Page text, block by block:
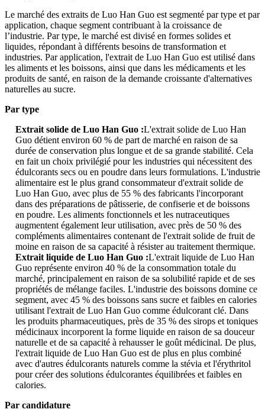
Le marché des extraits de Luo Han Guo est segmenté par type et par
application, chaque segment contribuant à la croissance de
l’industrie. Par type, le marché est divisé en formes solides et
liquides, répondant à différents besoins de transformation et
industries. Par application, l'extrait de Luo Han Guo est utilisé dans
les aliments et les boissons, ainsi que dans les médicaments et les
produits de santé, en raison de la demande croissante d'alternatives
naturelles au sucre.
Par type
Extrait solide de Luo Han Guo :L'extrait solide de Luo Han
Guo détient environ 60 % de part de marché en raison de sa
durée de conservation plus longue et de sa grande stabilité. Cela
en fait un choix privilégié pour les industries qui nécessitent des
édulcorants secs ou en poudre dans leurs formulations. L'industrie
alimentaire est le plus grand consommateur d'extrait solide de
Luo Han Guo, avec plus de 55 % des fabricants l'incorporant
dans des préparations de pâtisserie, de confiserie et de boissons
en poudre. Les aliments fonctionnels et les nutraceutiques
augmentent également leur utilisation, avec près de 50 % des
compléments alimentaires contenant de l'extrait solide de fruit de
moine en raison de sa capacité à résister au traitement thermique.
Extrait liquide de Luo Han Guo :L'extrait liquide de Luo Han
Guo représente environ 40 % de la consommation totale du
marché, principalement en raison de sa solubilité rapide et de ses
propriétés de mélange faciles. L'industrie des boissons domine ce
segment, avec 45 % des boissons sans sucre et faibles en calories
utilisant l'extrait de Luo Han Guo comme édulcorant clé. Dans
les produits pharmaceutiques, près de 35 % des sirops et toniques
médicinaux incorporent la forme liquide en raison de sa douceur
naturelle et de sa capacité à rehausser le goût médicinal. De plus,
l'extrait liquide de Luo Han Guo est de plus en plus combiné
avec d'autres édulcorants naturels comme la stévia et l'érythritol
pour créer des solutions édulcorantes équilibrées et faibles en
calories.
Par candidature